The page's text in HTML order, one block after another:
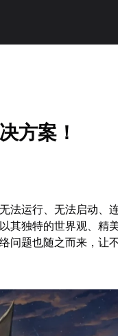
方案！
法运行、无法启动、
其独特的世界观、精
问题也随之而来，让